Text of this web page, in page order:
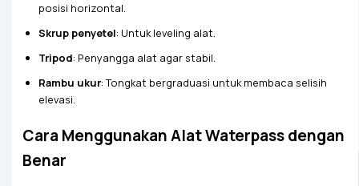
posisi horizontal.
Skrup penyetel: Untuk leveling alat.
Tripod: Penyangga alat agar stabil.
Rambu ukur: Tongkat bergraduasi untuk membaca selisih
elevasi.
Cara Menggunakan Alat Waterpass dengan
Benar